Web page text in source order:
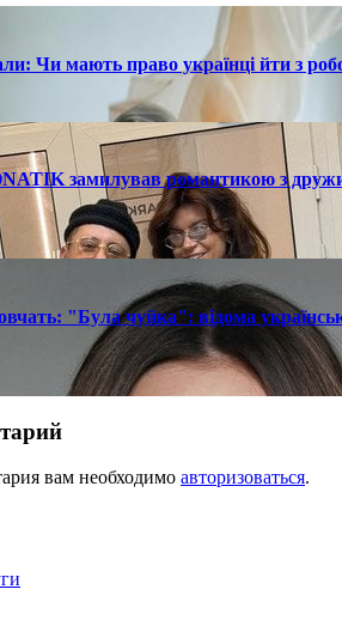
Чи мають право українці йти з
замилував романтикою з
"Була чуйка": відома
вам необходимо авторизоваться.